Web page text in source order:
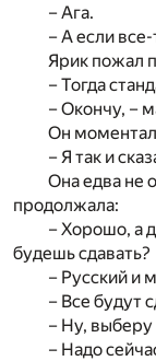
– Ага.
– А если
Ярик пожал
– Тогда
– Окончу, –
Он
– Я так и
Она едва не
продолжала:
– Хорошо, а
будешь сдавать?
– Русский и
– Все будут
– Ну,
– Надо